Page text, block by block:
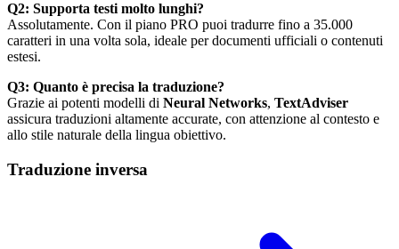
Q2: Supporta testi molto lunghi?
Assolutamente. Con il piano PRO puoi tradurre fino a 35.000
caratteri in una volta sola, ideale per documenti ufficiali o contenuti
estesi.
Q3: Quanto è precisa la traduzione?
Grazie ai potenti modelli di Neural Networks, TextAdviser
assicura traduzioni altamente accurate, con attenzione al contesto e
allo stile naturale della lingua obiettivo.
Traduzione inversa